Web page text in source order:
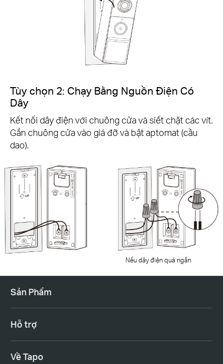
Tùy chọn 2: Chạy Bằng Nguồn Điện Có
Dây
Kết nối dây điện với chuông cửa và siết chặt các vít.
Gắn chuông cửa vào giá đỡ và bật aptomat (cầu
dao).
Nếu dây điện quá ngắn
Sản Phẩm
Hỗ trợ
Về Tapo